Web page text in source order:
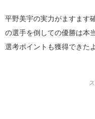
平野美宇の実力がますます
の選手を倒しての優勝は本
選考ポイントも獲得できた